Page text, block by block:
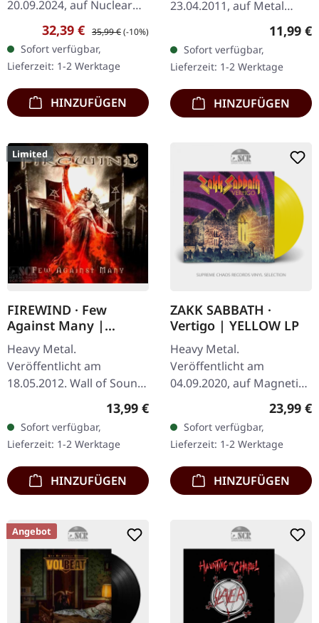
20.09.2024, auf Nuclear
Blast Records. Weißes
Doppel-Vinyl im Gatefold-
Cover. Nightwish kehren
mit…
Verkaufspreis:
32,39 € Regulärer Preis:
35,99 €(-10%)
Sofort verfügbar,
Lieferzeit: 1-2 Werktage
HINZUFÜGEN
23.04.2011, auf Metal
Blade Records. CD im
Standard-Jewelcase.
Primordial liefern mit
„Redemption At The
Puritan's…
11,99 €
Sofort verfügbar,
Lieferzeit: 1-2 Werktage
HINZUFÜGEN
Limited
FIREWIND · Few
Against Many |
DIGIPAK CD
Heavy Metal.
Veröffentlicht am
18.05.2012. Wall of Sound
Losing My Mind Few
Undying Fire Another
Dimension Glorious Edge
of a Dream…
Regulärer Preis:
13,99 €
Sofort verfügbar,
Lieferzeit: 1-2 Werktage
HINZUFÜGEN
ZAKK SABBATH ·
Vertigo | YELLOW LP
Heavy Metal.
Veröffentlicht am
04.09.2020, auf Magnetic
Eye Records. Gelbes Vinyl
im Gatefold-Cover. Mit
Zakk Sabbath zollen
Gitarrist und Sänger…
23,99 €
Sofort verfügbar,
Lieferzeit: 1-2 Werktage
HINZUFÜGEN
Angebot